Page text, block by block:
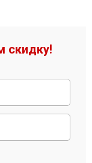
скидку!